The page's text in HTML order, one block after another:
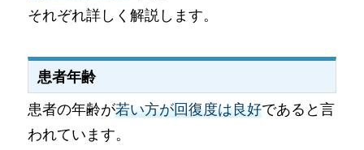
それぞれ詳しく解説します。
患者年齢
患者の年齢が若い方が回復度は良好であると言
われています。